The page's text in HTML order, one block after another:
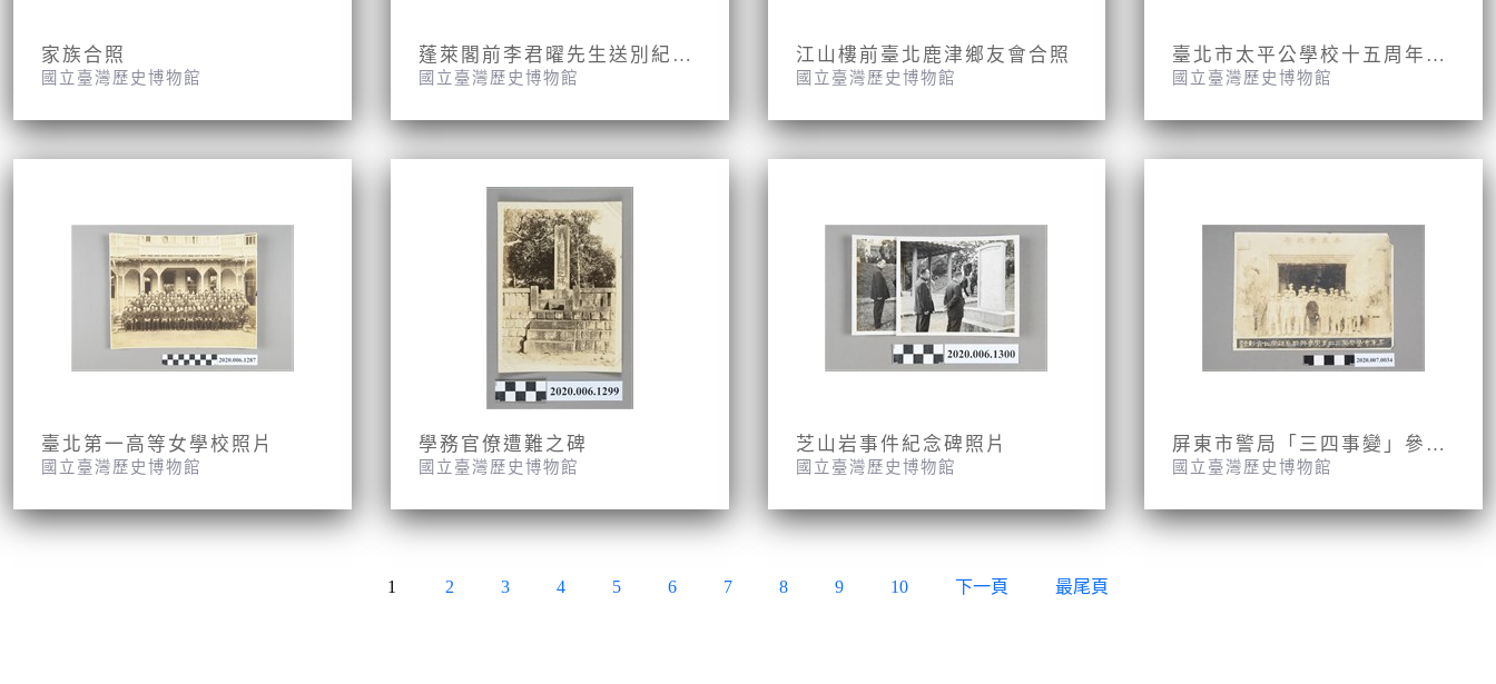
家族合照
國立臺灣歷史博物館
蓬萊閣前李君曜先生送別紀念攝影合照
國立臺灣歷史博物館
江山樓前臺北鹿津鄉友會合照
國立臺灣歷史博物館
臺北市太平公學校十五周年紀念攝影(昭和九年九月九日)
國立臺灣歷史博物館
臺北第一高等女學校照片
國立臺灣歷史博物館
學務官僚遭難之碑
國立臺灣歷史博物館
芝山岩事件紀念碑照片
國立臺灣歷史博物館
屏東市警局「三四事變」參與戡亂人員合影照片
國立臺灣歷史博物館
1 2 3 4 5 6 7 8 9 10 下一頁 最尾頁